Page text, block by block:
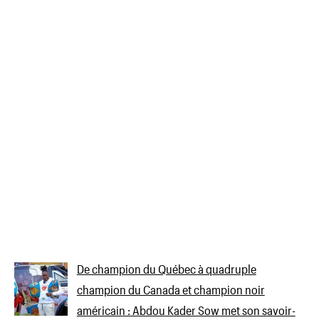
De champion du Québec à quadruple
champion du Canada et champion noir
américain : Abdou Kader Sow met son savoir-